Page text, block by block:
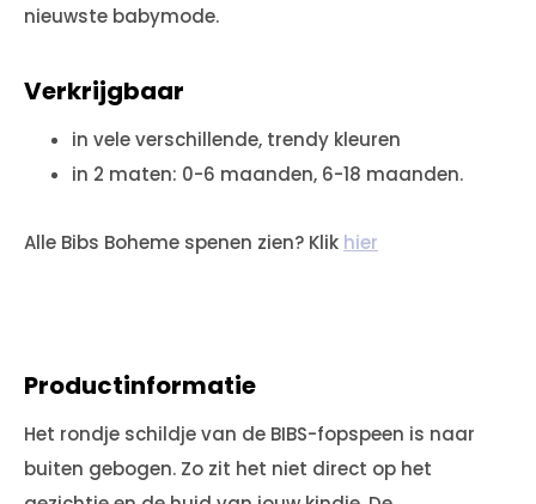
nieuwste babymode.
Verkrijgbaar
in vele verschillende, trendy kleuren
in 2 maten: 0-6 maanden, 6-18 maanden.
Alle Bibs Boheme spenen zien? Klik hier
Productinformatie
Het rondje schildje van de BIBS-fopspeen is naar
buiten gebogen. Zo zit het niet direct op het